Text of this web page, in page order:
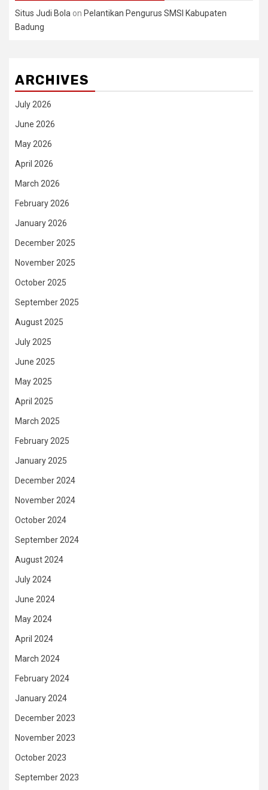
Situs Judi Bola on Pelantikan Pengurus SMSI Kabupaten
Badung
ARCHIVES
July 2026
June 2026
May 2026
April 2026
March 2026
February 2026
January 2026
December 2025
November 2025
October 2025
September 2025
August 2025
July 2025
June 2025
May 2025
April 2025
March 2025
February 2025
January 2025
December 2024
November 2024
October 2024
September 2024
August 2024
July 2024
June 2024
May 2024
April 2024
March 2024
February 2024
January 2024
December 2023
November 2023
October 2023
September 2023